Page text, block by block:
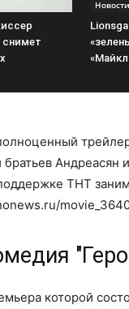
снимет
Новости
Андреасян
ТНТ
которой